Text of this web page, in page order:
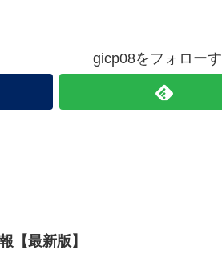
gicp08をフォロー
【最新版】